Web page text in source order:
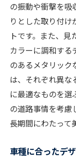
ンド
最新デ
注目の
環境に
人気ブ
カスタ
今後の
車の性能を
車本来
の振動や衝撃を吸
りとした取り付
トです。また、
カラーに調和する
のあるメタリック
は、それぞれ異な
に最適なものを選
の道路事情を考慮
長期間にわたって
車種に合ったデ